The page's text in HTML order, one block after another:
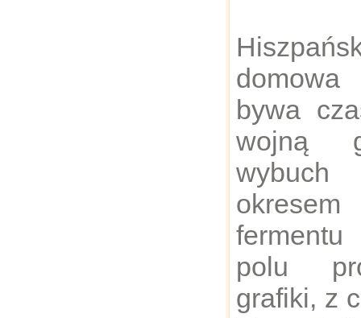
bywa
wojną
polu
grafiki, z